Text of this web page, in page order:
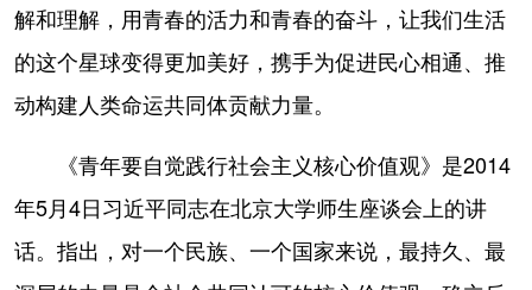
解和理解，用青春的活力和青春的奋斗，让我们生活
的这个星球变得更加美好，携手为促进民心相通、推
动构建人类命运共同体贡献力量。
《青年要自觉践行社会主义核心价值观》是2014
年5月4日习近平同志在北京大学师生座谈会上的讲
话。指出，对一个民族、一个国家来说，最持久、最